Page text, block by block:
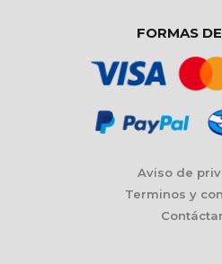
FORMAS
Aviso de
Terminos y